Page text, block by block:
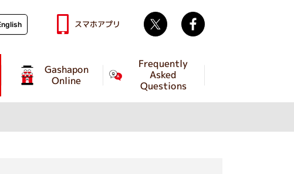
Gashapon
Online
Frequently
Asked
Questions
スマホアプリ Twitter